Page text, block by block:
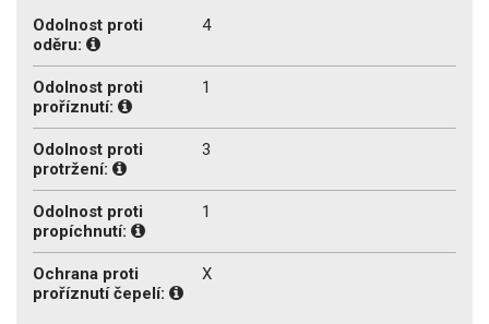
Odolnost proti
oděru:
4
Odolnost proti
proříznutí:
1
Odolnost proti
protržení:
3
Odolnost proti
propíchnutí:
1
Ochrana proti
proříznutí čepelí:
X